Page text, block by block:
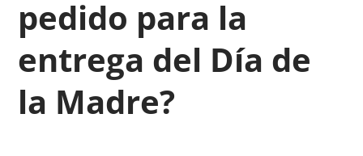
pedido para la
entrega del Día de
la Madre?